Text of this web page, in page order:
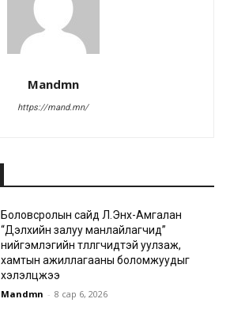
Mandmn
https://mand.mn/
Боловсролын сайд Л.Энх-Амгалан
“Дэлхийн залуу манлайлагчид”
нийгэмлэгийн төлөөлөгчидтэй уулзаж,
хамтын ажиллагааны боломжуудыг
хэлэлцжээ
Mandmn - 8 сар 6, 2026